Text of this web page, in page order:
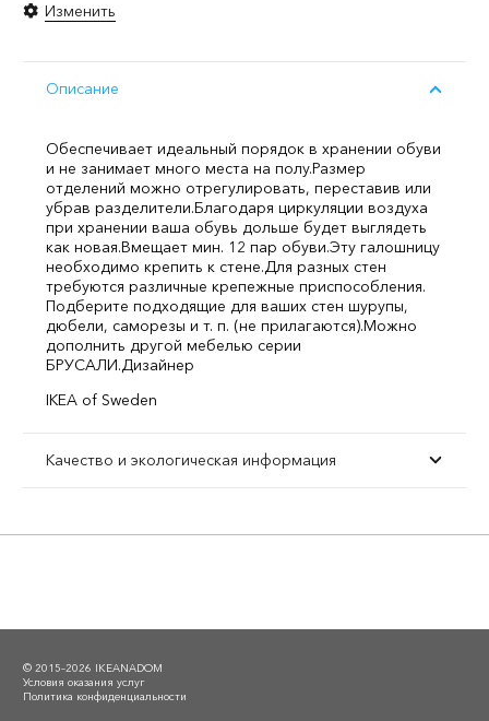
Изменить
Описание
Обеспечивает идеальный порядок в хранении обуви
и не занимает много места на полу.Размер
отделений можно отрегулировать, переставив или
убрав разделители.Благодаря циркуляции воздуха
при хранении ваша обувь дольше будет выглядеть
как новая.Вмещает мин. 12 пар обуви.Эту галошницу
необходимо крепить к стене.Для разных стен
требуются различные крепежные приспособления.
Подберите подходящие для ваших стен шурупы,
дюбели, саморезы и т. п. (не прилагаются).Можно
дополнить другой мебелью серии
БРУСАЛИ.Дизайнер
IKEA of Sweden
Качество и экологическая информация
© 2015–2026 IKEANADOM
Условия оказания услуг
Политика конфиденциальности